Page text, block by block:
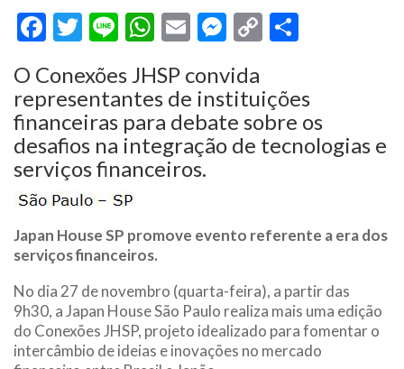
Facebook
Twitter
LineWhatsApp
EmailMessenger
Copy
O Conexões JHSP convida
representantes de instituições
financeiras para debate sobre os
desafios na integração de tecnologias e
serviços financeiros.
Japan House SP promove evento referente a era dos
serviços financeiros.
No dia 27 de novembro (quarta-feira), a partir das
9h30, a Japan House São Paulo realiza mais uma edição
do Conexões JHSP, projeto idealizado para fomentar o
intercâmbio de ideias e inovações no mercado